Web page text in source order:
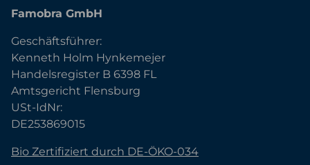
Famobra GmbH
Geschäftsführer:
Kenneth Holm Hynkemejer
Handelsregister B 6398 FL
Amtsgericht Flensburg
USt-IdNr:
DE253869015
Bio Zertifiziert durch DE-ÖKO-034